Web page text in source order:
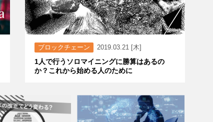
ブロックチェーン 2019.03.21 [木]
1人で行うソロマイニングに勝算はあるの
か？これから始める人のために